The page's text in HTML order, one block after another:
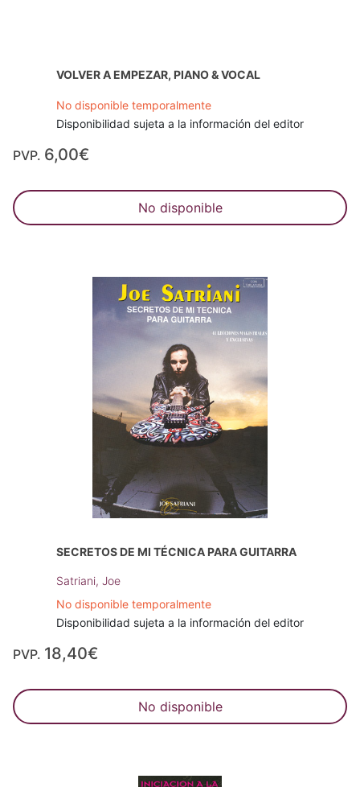
VOLVER A EMPEZAR, PIANO & VOCAL
No disponible temporalmente
Disponibilidad sujeta a la información del editor
PVP. 6,00€
No disponible
SECRETOS DE MI TÉCNICA PARA GUITARRA
Satriani, Joe
No disponible temporalmente
Disponibilidad sujeta a la información del editor
PVP. 18,40€
No disponible